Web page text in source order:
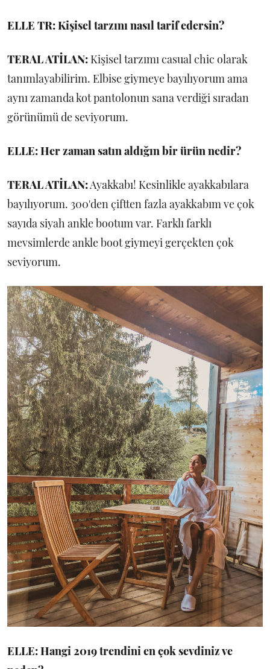
ELLE TR: Kişisel tarzını nasıl tarif edersin?
TERAL ATİLAN: Kişisel tarzımı casual chic olarak
tanımlayabilirim. Elbise giymeye bayılıyorum ama
aynı zamanda kot pantolonun sana verdiği sıradan
görünümü de seviyorum.
ELLE: Her zaman satın aldığın bir ürün nedir?
TERAL ATİLAN:Ayakkabı! Kesinlikle ayakkabılara
bayılıyorum. 300'den çiftten fazla ayakkabım ve çok
sayıda siyah ankle bootum var. Farklı farklı
mevsimlerde ankle boot giymeyi gerçekten çok
seviyorum.
ELLE: Hangi 2019 trendini en çok sevdiniz ve